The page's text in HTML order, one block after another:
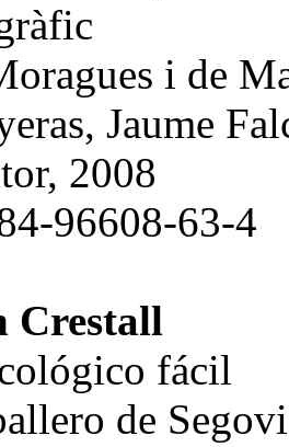
i de
Jaume
2008
96608-63-4
Crestall
fácil
de